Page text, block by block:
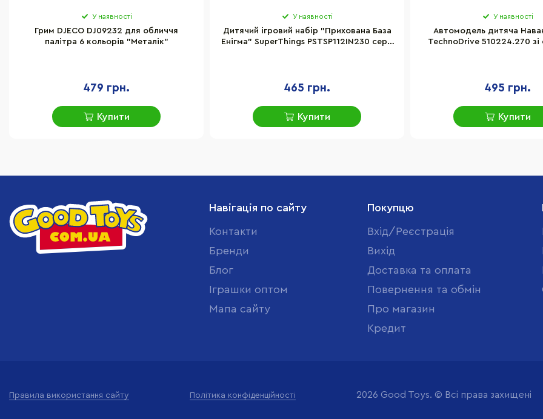
У наявності
Грим DJECO DJ09232 для обличчя
палітра 6 кольорів "Металік"
479 грн.
Купити
У наявності
Дитячий ігровий набір "Прихована База
Енігма" SuperThings PSTSP112IN230 серії
465 грн.
Купити
У наявності
Автомодель дитяча
TechnoDrive 510224.270 зі
495 грн.
Купити
Навігація по сайту
Контакти
Бренди
Блог
Іграшки оптом
Мапа сайту
Покупцю
Вхід/Реєстрація
Вихід
Доставка та оплата
Повернення та обмін
Про магазин
Кредит
Правила використання сайту Політика конфіденційності 2026 Good Toys. © Всі права захищені